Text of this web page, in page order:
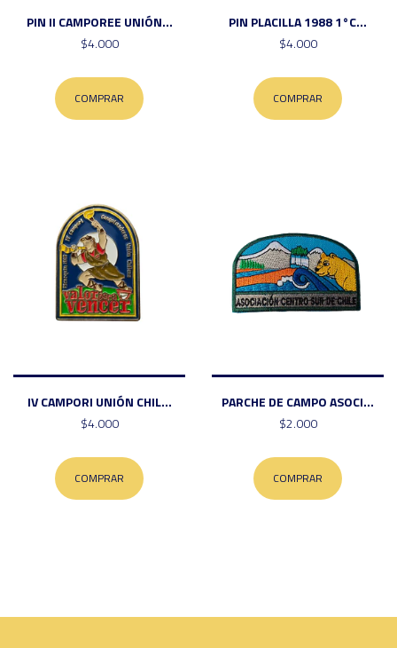
PIN II CAMPOREE UNIÓN...
$4.000
COMPRAR
PIN PLACILLA 1988 1°C...
$4.000
COMPRAR
IV CAMPORI UNIÓN CHIL...
$4.000
COMPRAR
PARCHE DE CAMPO ASOCI...
$2.000
COMPRAR